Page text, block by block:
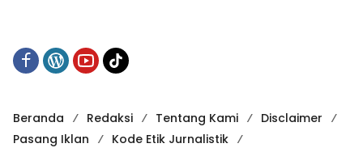
Beranda Redaksi Tentang Kami
Disclaimer
Pasang Iklan
Kode Etik Jurnalistik